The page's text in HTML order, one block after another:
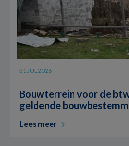
31 JUL 2026
Bouwterrein voor de
geldende
Lees meer